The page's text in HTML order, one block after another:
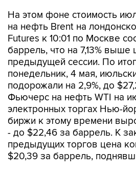
На этом фоне стоимость
на нефть Brent на
Futures к 10:01 по Москве
баррель, что на 7,13%
предыдущей сессии. По
понедельник, 4 мая,
подорожали на 2,9%, до
Фьючерс на нефть WTI на
электронных торгах Нью-
биржи к этому времени
- до $22,46 за баррель. К
предыдущих торгов цена
$20,39 за баррель,